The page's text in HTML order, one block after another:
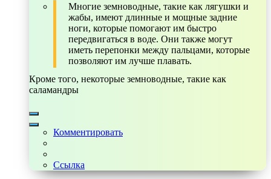
Многие земноводные, такие как лягушки и
жабы, имеют длинные и мощные задние
ноги, которые помогают им быстро
передвигаться в воде. Они также могут
иметь перепонки между пальцами, которые
позволяют им лучше плавать.
Кроме того, некоторые земноводные, такие как
саламандры
Комментировать
Ссылка